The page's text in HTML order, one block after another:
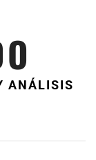
ANÁLISIS